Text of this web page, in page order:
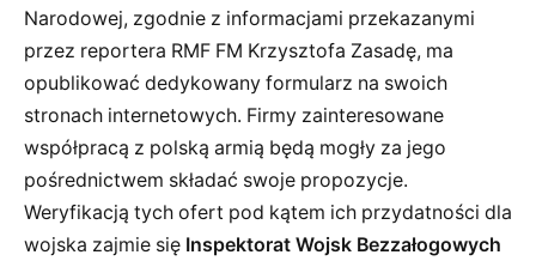
Narodowej, zgodnie z informacjami przekazanymi
przez reportera RMF FM Krzysztofa Zasadę, ma
opublikować dedykowany formularz na swoich
stronach internetowych. Firmy zainteresowane
współpracą z polską armią będą mogły za jego
pośrednictwem składać swoje propozycje.
Weryfikacją tych ofert pod kątem ich przydatności dla
wojska zajmie się Inspektorat Wojsk Bezzałogowych